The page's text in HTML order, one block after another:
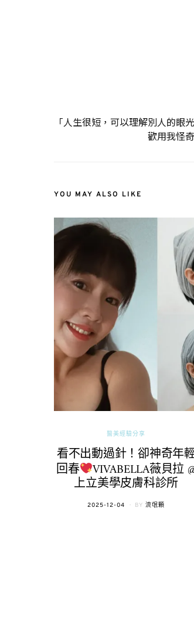
「人生很短，可以理解別人的
歡用我怪
YOU MAY ALSO LIKE
醫美經驗分享
看不出動過針！卻神奇年
回春 VIVABELLA薇貝拉
上立美學皮膚科診所
POSTED
2025-12-04 BY 流氓顆